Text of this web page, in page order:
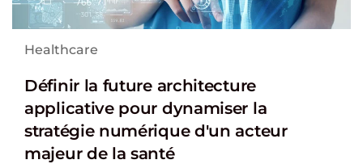
Healthcare
Définir la future architecture
applicative pour dynamiser la
stratégie numérique d'un acteur
majeur de la santé